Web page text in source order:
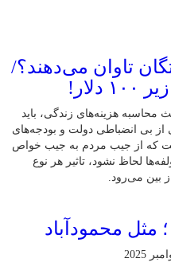
تاوان می‌دهند؟/
محاسبه هزینه‌های زندگی، باید
از بی انضباطی دولت و بودجه‌های
که از جیب مردم به جیب خواص
لحاظ نشود، تاثیر هر نوع
بین می‌رود.
مثل محمودآباد